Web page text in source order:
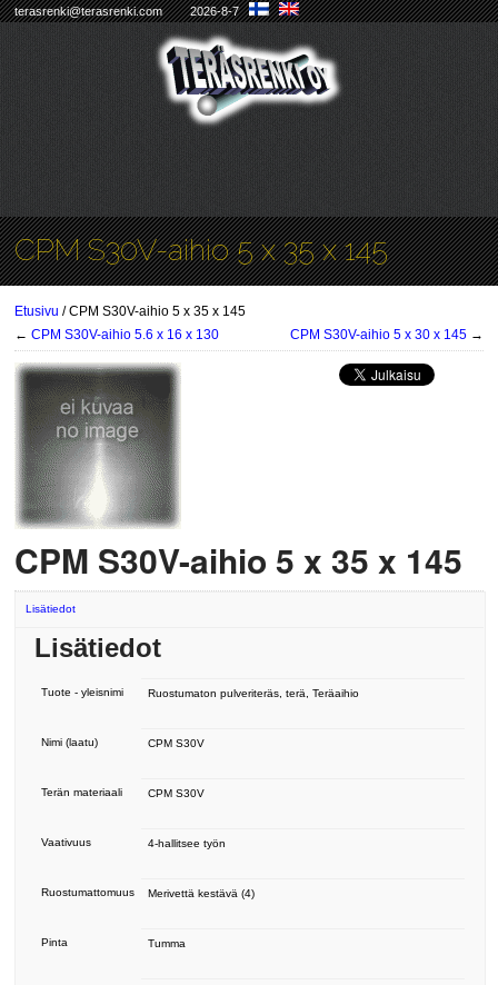
terasrenki@terasrenki.com 2026-8-7
CPM S30V-aihio 5 x 35 x 145
Etusivu / CPM S30V-aihio 5 x 35 x 145
←CPM S30V-aihio 5.6 x 16 x 130 CPM S30V-aihio 5 x 30 x 145→
CPM S30V-aihio 5 x 35 x 145
Lisätiedot
Lisätiedot
Tuote - yleisnimi Ruostumaton pulveriteräs, terä, Teräaihio
Nimi (laatu) CPM S30V
Terän materiaali CPM S30V
Vaativuus 4-hallitsee työn
Ruostumattomuus Merivettä kestävä (4)
Pinta Tumma